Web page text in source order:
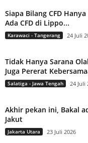
Siapa Bilang CFD
Ada CFD di Lippo...
Karawaci - Tangerang 24 Juli
Tidak Hanya Sarana
Juga Pererat
Salatiga - Jawa Tengah 24 Juli
Akhir pekan ini, Bakal
Jakut
Jakarta Utara 23 Juli 2026